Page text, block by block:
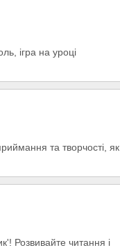
ігра на уроці
та творчості, як
Розвивайте читання і